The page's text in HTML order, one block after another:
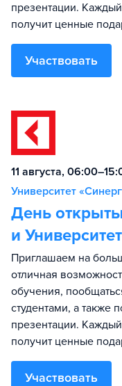
презентации.
получит ценные
Участвовать
11 августа,
Университет
День
и
Приглашаем на
отличная
обучения,
студентами, а также
презентации.
получит ценные
Участвовать